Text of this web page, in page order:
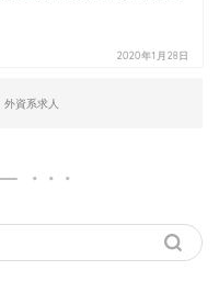
2020年1月28日
外資系求人